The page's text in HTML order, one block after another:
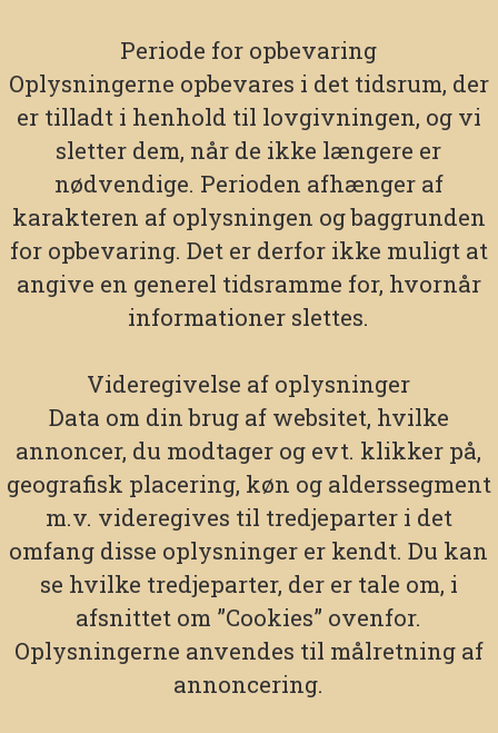
Periode for opbevaring
Oplysningerne opbevares i det tidsrum, der
er tilladt i henhold til lovgivningen, og vi
sletter dem, når de ikke længere er
nødvendige. Perioden afhænger af
karakteren af oplysningen og baggrunden
for opbevaring. Det er derfor ikke muligt at
angive en generel tidsramme for, hvornår
informationer slettes.
Videregivelse af oplysninger
Data om din brug af websitet, hvilke
annoncer, du modtager og evt. klikker på,
geografisk placering, køn og alderssegment
m.v. videregives til tredjeparter i det
omfang disse oplysninger er kendt. Du kan
se hvilke tredjeparter, der er tale om, i
afsnittet om ”Cookies” ovenfor.
Oplysningerne anvendes til målretning af
annoncering.